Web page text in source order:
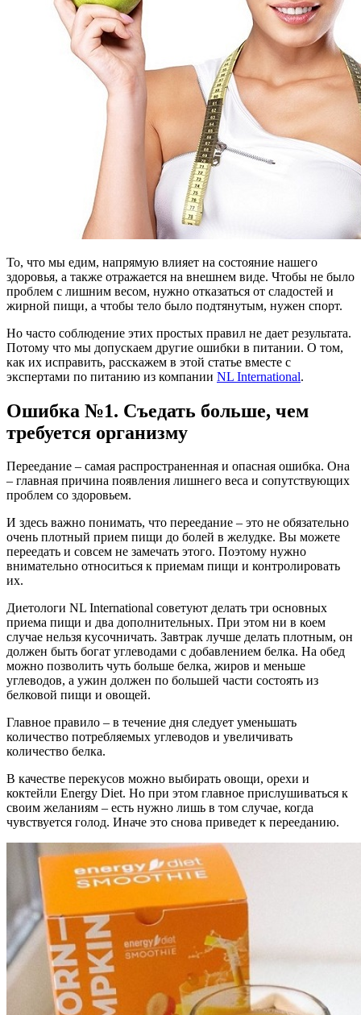
То, что мы едим, напрямую влияет на состояние нашего
здоровья, а также отражается на внешнем виде. Чтобы не было
проблем с лишним весом, нужно отказаться от сладостей и
жирной пищи, а чтобы тело было подтянутым, нужен спорт.
Но часто соблюдение этих простых правил не дает результата.
Потому что мы допускаем другие ошибки в питании. О том,
как их исправить, расскажем в этой статье вместе с
экспертами по питанию из компании NL International.
Ошибка №1. Съедать больше, чем
требуется организму
Переедание – самая распространенная и опасная ошибка. Она
– главная причина появления лишнего веса и сопутствующих
проблем со здоровьем.
И здесь важно понимать, что переедание – это не обязательно
очень плотный прием пищи до болей в желудке. Вы можете
переедать и совсем не замечать этого. Поэтому нужно
внимательно относиться к приемам пищи и контролировать
их.
Диетологи NL International советуют делать три основных
приема пищи и два дополнительных. При этом ни в коем
случае нельзя кусочничать. Завтрак лучше делать плотным, он
должен быть богат углеводами с добавлением белка. На обед
можно позволить чуть больше белка, жиров и меньше
углеводов, а ужин должен по большей части состоять из
белковой пищи и овощей.
Главное правило – в течение дня следует уменьшать
количество потребляемых углеводов и увеличивать
количество белка.
В качестве перекусов можно выбирать овощи, орехи и
коктейли Energy Diet. Но при этом главное прислушиваться к
своим желаниям – есть нужно лишь в том случае, когда
чувствуется голод. Иначе это снова приведет к перееданию.